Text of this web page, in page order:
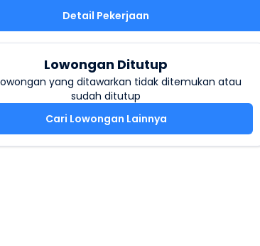
Detail Pekerjaan
Lowongan Ditutup
yang ditawarkan tidak ditemukan atau
sudah ditutup
Cari Lowongan Lainnya